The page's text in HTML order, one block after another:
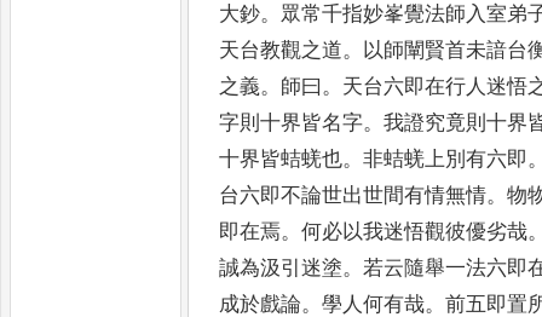
大鈔。 眾常千指妙峯覺法師入室弟
天台教觀之道。 以師闡賢首未諳台
之義。 師曰。 天台六即在行人迷悟
字則十界皆名字。我證究竟則十界
十界皆蛣蜣也。非蛣蜣上別有六即
台六即不論世出世間有情無情。物
即在焉。何必以我迷悟觀彼優劣哉
誠為汲引迷塗。若云隨舉一法六即
成於戲論。學人何有哉。前五即置